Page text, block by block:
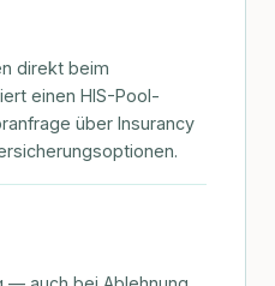
direkt beim
einen HIS-Pool-
über Insurancy